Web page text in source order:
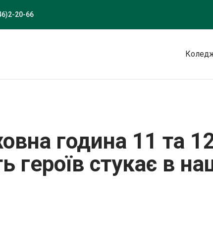
20-66
година 11 та
героїв стукає в